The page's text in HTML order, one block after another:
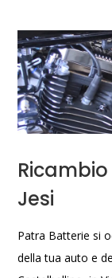
Jesi
Patra Batterie si
della tua auto e